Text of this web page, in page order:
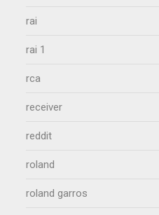
rai
rai 1
rca
receiver
reddit
roland
roland garros